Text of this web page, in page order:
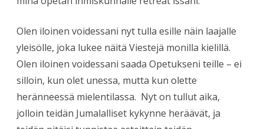
Olen iloinen voidessani nyt tulla esille näin laajalle
yleisölle, joka lukee näitä Viestejä monilla kielillä.
Olen iloinen voidessani saada Opetukseni teille – ei
silloin, kun olet unessa, mutta kun olette
heränneessä mielentilassa. Nyt on tullut aika,
jolloin teidän Jumalalliset kykynne heräävät, ja